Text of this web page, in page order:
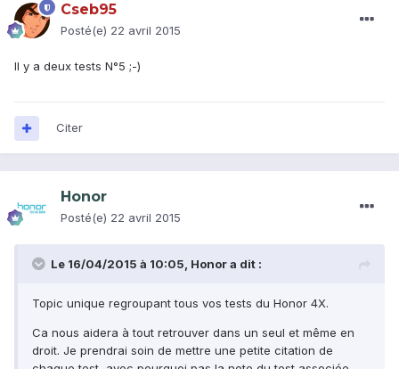
Cseb95
Posté(e) 22 avril 2015
Il y a deux tests N°5 ;-)
Citer
Honor
Posté(e) 22 avril 2015
Le 16/04/2015 à 10:05, Honor a dit :
Topic unique regroupant tous vos tests du Honor 4X.
Ca nous aidera à tout retrouver dans un seul et même en
droit. Je prendrai soin de mettre une petite citation de